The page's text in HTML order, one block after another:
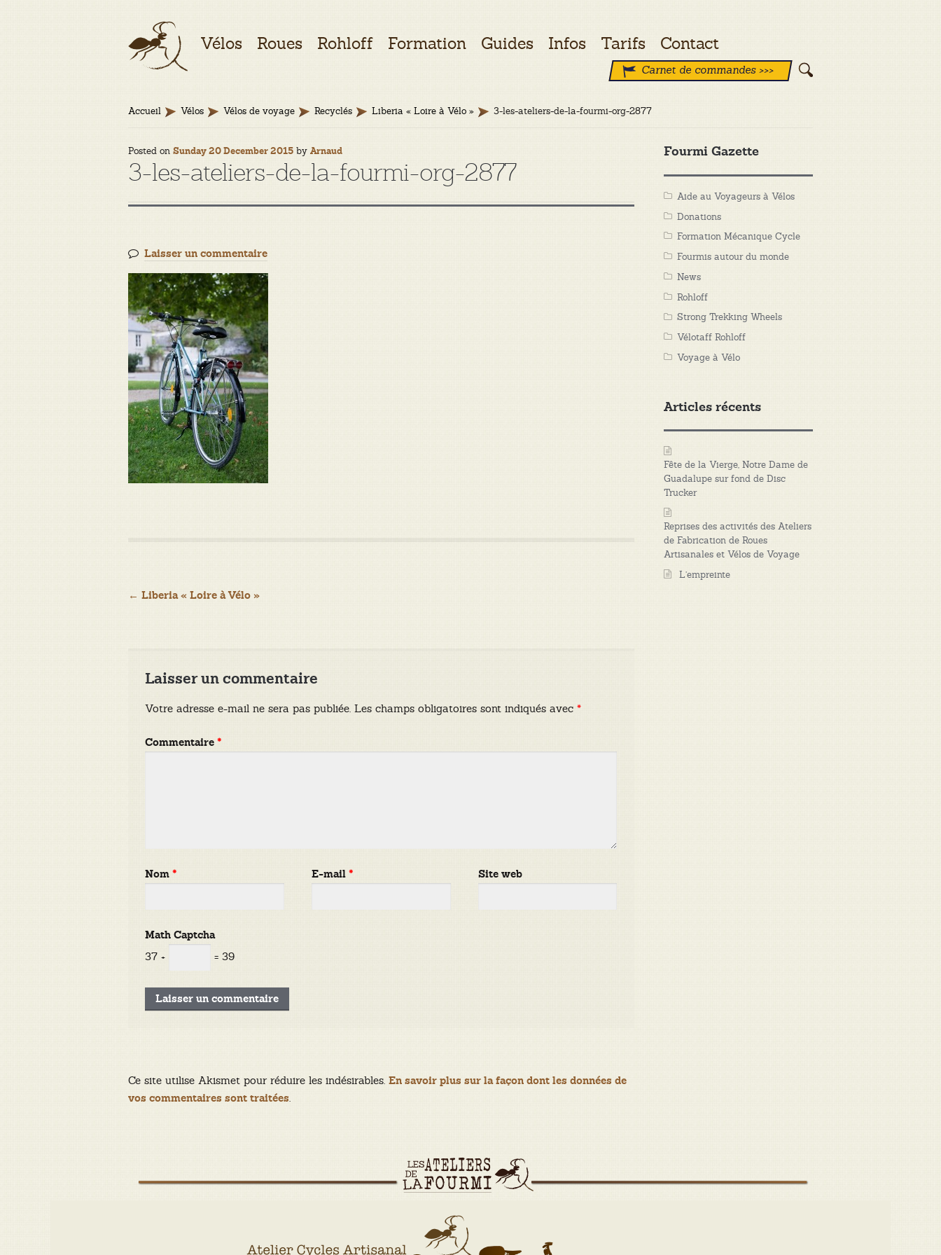
Aller
Aller
au
Vélos Roues Rohloff Formation Guides Infos Tarifs Contact
Carnet de commandes >>>
Accueil Vélos Vélos de voyage Recyclés Liberia « Loire à Vélo » 3-les-ateliers-de-la-fourmi-org-2877
Posted onSunday 20 December 2015 byArnaud
3-les-ateliers-de-la-fourmi-org-2877
Laisser un commentaire
Navigation
← Liberia « Loire à Vélo »
Laisser un commentaire
Votre adresse e-mail ne sera pas publiée. Les champs obligatoires sont indiqués avec*
Commentaire*
Nom* E-mail* Site web
Math Captcha
37 +
= 39
Ce site utilise Akismet pour réduire les indésirables.En savoir plus sur la façon dont les données de
vos commentaires sont traitées.
Fourmi Gazette
Aide au Voyageurs à Vélos
Donations
Formation Mécanique Cycle
Fourmis autour du monde
News
Rohloff
Strong Trekking Wheels
Vélotaff Rohloff
Voyage à Vélo
Articles récents
Fête de la Vierge, Notre Dame de
Guadalupe sur fond de Disc
Trucker
Reprises des activités des Ateliers
de Fabrication de Roues
Artisanales et Vélos de Voyage
L’empreinte